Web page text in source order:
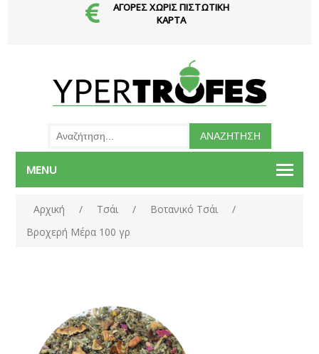
ΑΓΟΡΕΣ ΧΩΡΙΣ ΠΙΣΤΩΤΙΚΗ
ΚΑΡΤΑ
MENU
Αρχική / Τσάι / Βοτανικό Τσάι
/
Βροχερή Μέρα 100 γρ